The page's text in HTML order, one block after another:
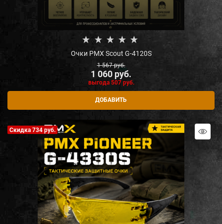
Очки PMX Scout G-4120S
1 567 руб.
1 060 руб.
выгода 507 руб.
ДОБАВИТЬ
Скидка 734 руб.